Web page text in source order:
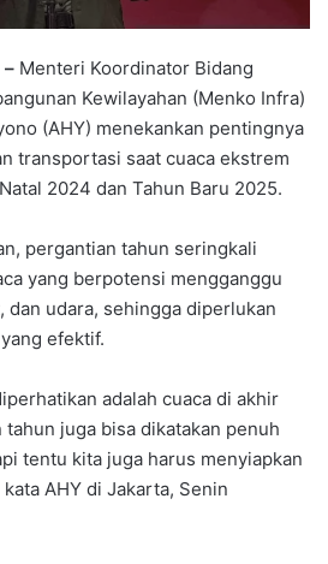
Menteri Koordinator Bidang
Kewilayahan (Menko Infra)
(AHY) menekankan pentingnya
transportasi saat cuaca ekstrem
2024 dan Tahun Baru 2025.
pergantian tahun seringkali
yang berpotensi mengganggu
udara, sehingga diperlukan
efektif.
adalah cuaca di akhir
juga bisa dikatakan penuh
tentu kita juga harus menyiapkan
AHY di Jakarta, Senin